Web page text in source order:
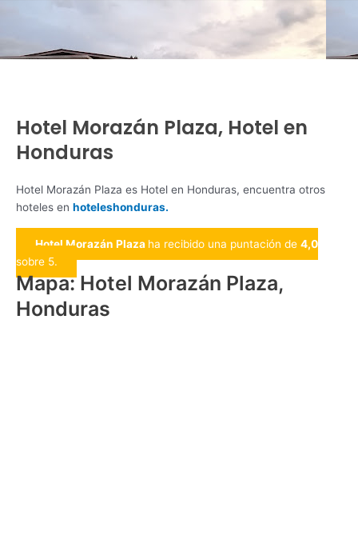
Hotel Morazán Plaza, Hotel en
Honduras
Hotel Morazán Plaza es Hotel en Honduras, encuentra otros
hoteles en hoteleshonduras.
Hotel Morazán Plaza ha recibido una puntación de 4,0
sobre 5.
Mapa: Hotel Morazán Plaza,
Honduras